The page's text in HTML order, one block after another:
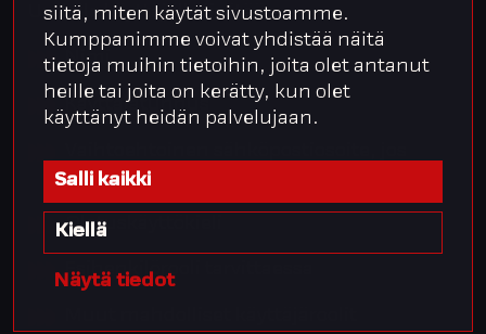
siitä, miten käytät sivustoamme.
Kumppanimme voivat yhdistää näitä
tietoja muihin tietoihin, joita olet antanut
heille tai joita on kerätty, kun olet
käyttänyt heidän palvelujaan.
Salli kaikki
Kiellä
Näytä tiedot
Uudelle käyttäjälle lisätään:
Nimi
Käyttäjätunnus
käyttäjätunnus ei ole sähköpostiosoite
Oletuskäyttökieli
Esihenkilörooli tarvittaessa